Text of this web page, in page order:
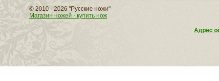
© 2010 - 2026 "Русские ножи"
Магазин ножей - купить нож
Адрес